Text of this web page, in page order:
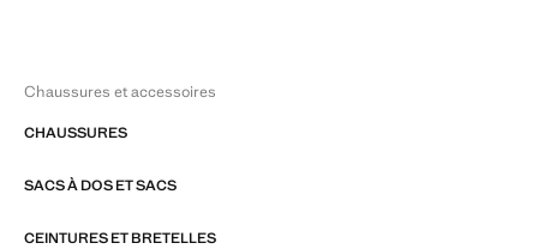
Chaussures et accessoires
CHAUSSURES
SACS À DOS ET SACS
CEINTURES ET BRETELLES